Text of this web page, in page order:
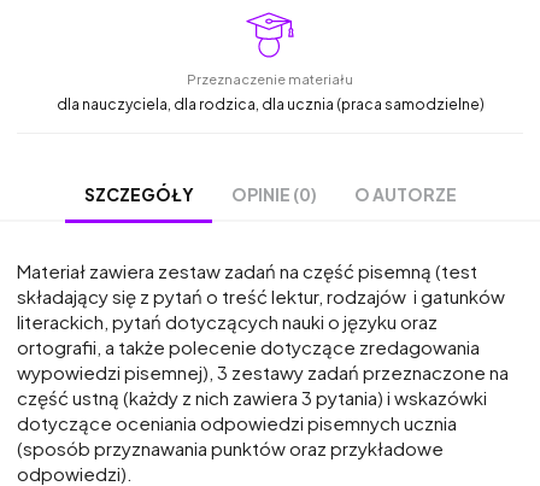
Przeznaczenie materiału
dla nauczyciela, dla rodzica, dla ucznia (praca samodzielne)
SZCZEGÓŁY OPINIE (0) O AUTORZE
Materiał zawiera zestaw zadań na część pisemną (test
składający się z pytań o treść lektur, rodzajów i gatunków
literackich, pytań dotyczących nauki o języku oraz
ortografii, a także polecenie dotyczące zredagowania
wypowiedzi pisemnej), 3 zestawy zadań przeznaczone na
część ustną (każdy z nich zawiera 3 pytania) i wskazówki
dotyczące oceniania odpowiedzi pisemnych ucznia
(sposób przyznawania punktów oraz przykładowe
odpowiedzi).